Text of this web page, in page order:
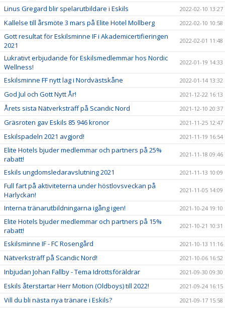
Linus Gregard blir spelarutbildare i Eskils 2022-02-10 13:27
Kallelse till årsmöte 3 mars på Elite Hotel Mollberg 2022-02-10 10:58
Gott resultat för Eskilsminne IF i Akademicertifieringen
2021
2022-02-01 11:48
Lukrativt erbjudande för Eskilsmedlemmar hos Nordic
Wellness!
2022-01-19 14:33
Eskilsminne FF nytt lag i Nordvästskåne 2022-01-14 13:32
God Jul och Gott Nytt År! 2021-12-22 16:13
Årets sista Nätverksträff på Scandic Nord 2021-12-10 20:37
Gräsroten gav Eskils 85 946 kronor 2021-11-25 12:47
Eskilspadeln 2021 avgjord! 2021-11-19 16:54
Elite Hotels bjuder medlemmar och partners på 25%
rabatt!
2021-11-18 09:46
Eskils ungdomsledaravslutning 2021 2021-11-13 10:09
Full fart på aktiviteterna under höstlovsveckan på
Harlyckan!
2021-11-05 14:09
Interna tränarutbildningarna igång igen! 2021-10-24 19:10
Elite Hotels bjuder medlemmar och partners på 15%
rabatt!
2021-10-21 10:31
Eskilsminne IF - FC Rosengård 2021-10-13 11:16
Nätverksträff på Scandic Nord! 2021-10-06 16:52
Inbjudan Johan Fallby - Tema Idrottsföräldrar 2021-09-30 09:30
Eskils återstartar Herr Motion (Oldboys) till 2022! 2021-09-24 16:15
Vill du bli nästa nya tränare i Eskils? 2021-09-17 15:58